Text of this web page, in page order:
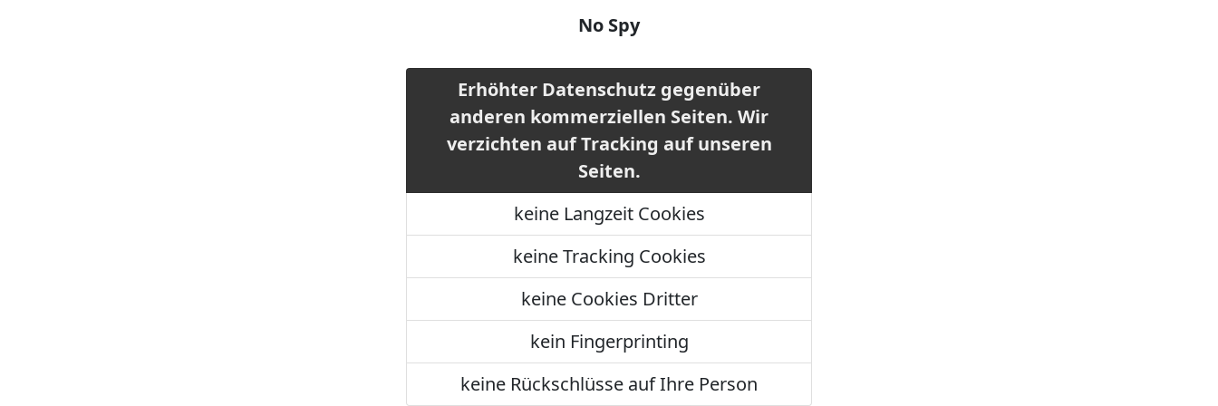
No Spy
Erhöhter Datenschutz gegenüber
anderen kommerziellen Seiten. Wir
verzichten auf Tracking auf unseren
Seiten.
keine Langzeit Cookies
keine Tracking Cookies
keine Cookies Dritter
kein Fingerprinting
keine Rückschlüsse auf Ihre Person